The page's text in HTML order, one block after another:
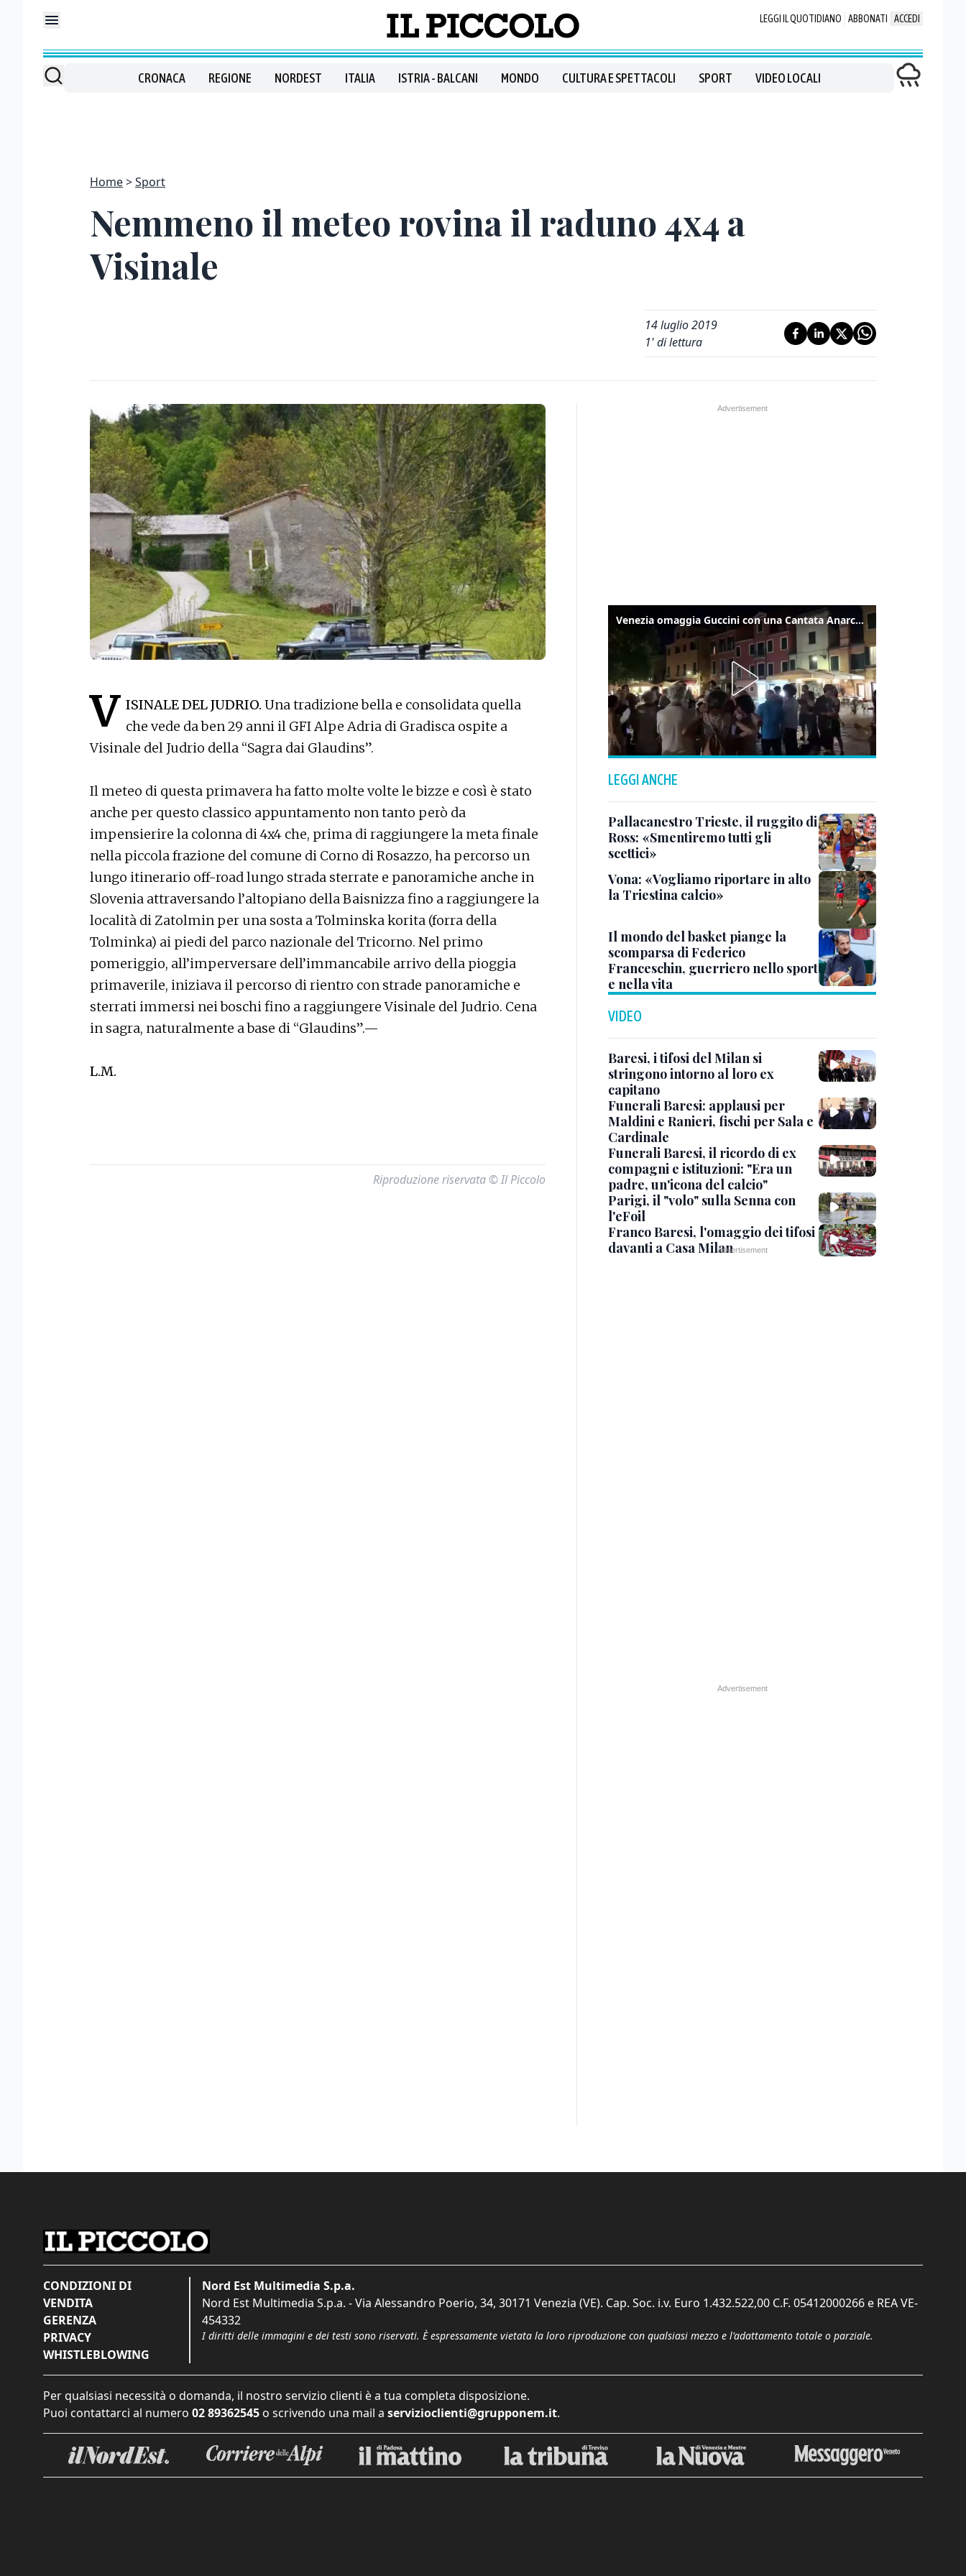
LEGGI IL QUOTIDIANO ABBONATI ACCEDI
CRONACA REGIONE NORDEST ITALIA ISTRIA - BALCANI MONDO CULTURA E SPETTACOLI SPORT VIDEO LOCALI
Home Sport
Nemmeno il meteo rovina il raduno 4x4 a
Visinale
14 luglio 2019
1' di lettura
V ISINALE DEL JUDRIO. Una tradizione bella e consolidata quella
che vede da ben 29 anni il GFI Alpe Adria di Gradisca ospite a
Visinale del Judrio della “Sagra dai Glaudins”.
Il meteo di questa primavera ha fatto molte volte le bizze e così è stato
anche per questo classico appuntamento non tanto però da
impensierire la colonna di 4x4 che, prima di raggiungere la meta finale
nella piccola frazione del comune di Corno di Rosazzo, ha percorso un
lungo itinerario off-road lungo strada sterrate e panoramiche anche in
Slovenia attraversando l’altopiano della Baisnizza fino a raggiungere la
località di Zatolmin per una sosta a Tolminska korita (forra della
Tolminka) ai piedi del parco nazionale del Tricorno. Nel primo
pomeriggio, all’imperversare dell’immancabile arrivo della pioggia
primaverile, iniziava il percorso di rientro con strade panoramiche e
sterrati immersi nei boschi fino a raggiungere Visinale del Judrio. Cena
in sagra, naturalmente a base di “Glaudins”.—
L.M.
Riproduzione riservata © Il Piccolo
Venezia omaggia Guccini con una Cantata Anarchica in campo Santa Margherita
LEGGI ANCHE
Pallacanestro Trieste, il ruggito di
Ross: «Smentiremo tutti gli
scettici»
Vona: «Vogliamo riportare in alto
la Triestina calcio»
Il mondo del basket piange la
scomparsa di Federico
Franceschin, guerriero nello sport
e nella vita
VIDEO
Baresi, i tifosi del Milan si
stringono intorno al loro ex
capitano
Funerali Baresi: applausi per
Maldini e Ranieri, fischi per Sala e
Cardinale
Funerali Baresi, il ricordo di ex
compagni e istituzioni: "Era un
padre, un'icona del calcio"
Parigi, il "volo" sulla Senna con
l'eFoil
Franco Baresi, l'omaggio dei tifosi
davanti a Casa Milan
CONDIZIONI DI
VENDITA
GERENZA
PRIVACY
WHISTLEBLOWING
Nord Est Multimedia S.p.a.
Nord Est Multimedia S.p.a. - Via Alessandro Poerio, 34, 30171 Venezia (VE). Cap. Soc. i.v. Euro 1.432.522,00 C.F. 05412000266 e REA VE-
454332
I diritti delle immagini e dei testi sono riservati. È espressamente vietata la loro riproduzione con qualsiasi mezzo e l'adattamento totale o parziale.
Per qualsiasi necessità o domanda, il nostro servizio clienti è a tua completa disposizione.
Puoi contattarci al numero 02 89362545 o scrivendo una mail a servizioclienti@grupponem.it.